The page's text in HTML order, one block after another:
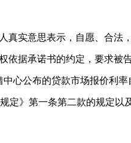
实意思表示，自愿、合法
据承诺书的约定，要求被
心公布的贷款市场报价利
》第一条第二款的规定